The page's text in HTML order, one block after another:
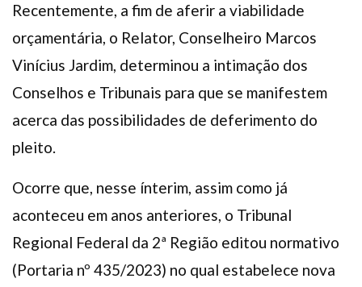
Recentemente, a fim de aferir a viabilidade
orçamentária, o Relator, Conselheiro Marcos
Vinícius Jardim, determinou a intimação dos
Conselhos e Tribunais para que se manifestem
acerca das possibilidades de deferimento do
pleito.
Ocorre que, nesse ínterim, assim como já
aconteceu em anos anteriores, o Tribunal
Regional Federal da 2ª Região editou normativo
(Portaria nº 435/2023) no qual estabelece nova